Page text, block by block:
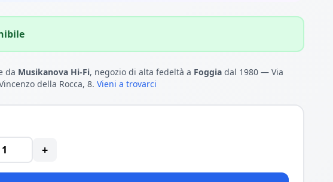
da Musikanova Hi-Fi, negozio di alta fedeltà a Foggia dal 1980 — Via
della Rocca, 8. Vieni a trovarci
+